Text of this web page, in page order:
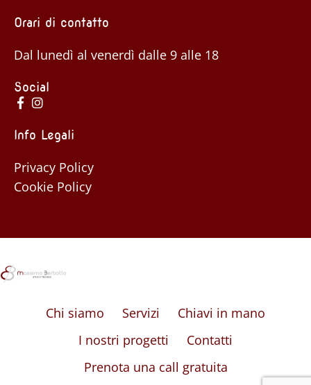
Orari di contatto
Dal lunedì al venerdì dalle 9 alle 18
Social
Info Legali
Privacy Policy
Cookie Policy
Chi siamo Servizi
Chiavi in mano
I nostri progetti
Contatti
Prenota una call gratuita